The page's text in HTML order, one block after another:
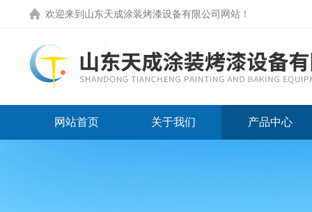
欢迎来到 山东天成涂装烤漆设备有限公司网站 ！
网站首页 关于我们 产品中心